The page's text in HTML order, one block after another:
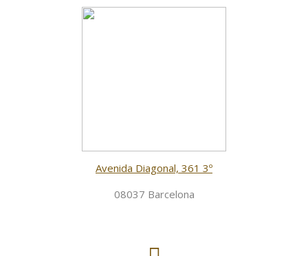
Avenida Diagonal, 361 3º
08037 Barcelona